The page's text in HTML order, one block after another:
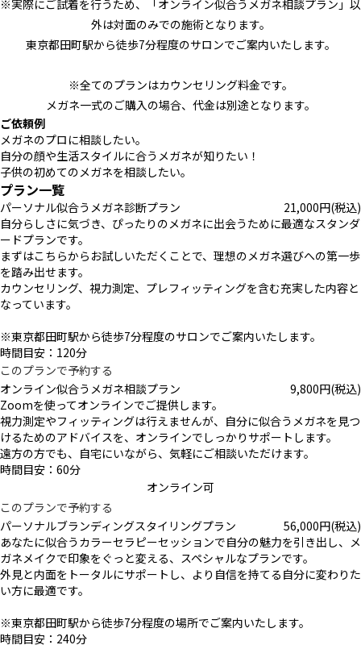
※実際にご試着を行うため、「オンライン似合うメガネ相談プラン」以
外は対面のみでの施術となります。
東京都田町駅から徒歩7分程度のサロンでご案内いたします。
※全てのプランはカウンセリング料金です。
メガネ一式のご購入の場合、代金は別途となります。
ご依頼例
メガネのプロに相談したい。
自分の顔や生活スタイルに合うメガネが知りたい！
子供の初めてのメガネを相談したい。
プラン一覧
パーソナル似合うメガネ診断プラン 21,000円(税込)
自分らしさに気づき、ぴったりのメガネに出会うために最適なスタンダ
ードプランです。
まずはこちらからお試しいただくことで、理想のメガネ選びへの第一歩
を踏み出せます。
カウンセリング、視力測定、プレフィッティングを含む充実した内容と
なっています。
※東京都田町駅から徒歩7分程度のサロンでご案内いたします。
時間目安：120分
このプランで予約する
オンライン似合うメガネ相談プラン
9,800円(税込)
Zoomを使ってオンラインでご提供します。
視力測定やフィッティングは行えませんが、自分に似合うメガネを見つ
けるためのアドバイスを、オンラインでしっかりサポートします。
遠方の方でも、自宅にいながら、気軽にご相談いただけます。
時間目安：60分
オンライン可
このプランで予約する
パーソナルブランディングスタイリングプラン
56,000円(税込)
あなたに似合うカラーセラピーセッションで自分の魅力を引き出し、メ
ガネメイクで印象をぐっと変える、スペシャルなプランです。
外見と内面をトータルにサポートし、より自信を持てる自分に変わりた
い方に最適です。
※東京都田町駅から徒歩7分程度の場所でご案内いたします。
時間目安：240分